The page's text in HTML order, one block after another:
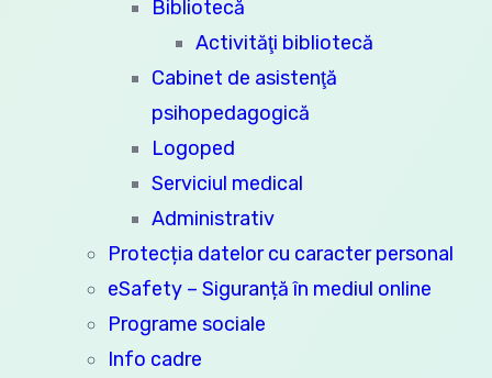
Bibliotecă
Activităţi bibliotecă
Cabinet de asistenţă
psihopedagogică
Logoped
Serviciul medical
Administrativ
Protecția datelor cu caracter personal
eSafety – Siguranță în mediul online
Programe sociale
Info cadre